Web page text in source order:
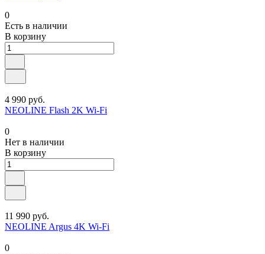
0
Есть в наличии
В корзину
4 990 руб.
NEOLINE Flash 2K Wi-Fi
0
Нет в наличии
В корзину
11 990 руб.
NEOLINE Argus 4K Wi-Fi
0